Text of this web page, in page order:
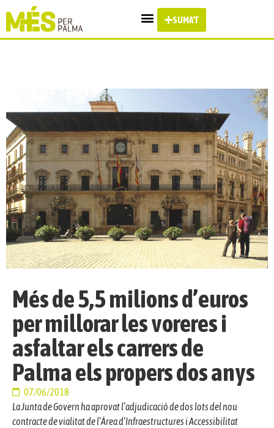
SUMA'T
Més de 5,5 milions d’euros
per millorar les voreres i
asfaltar els carrers de
Palma els propers dos anys
07/06/2018
La Junta de Govern ha aprovat l’adjudicació de dos lots del nou
contracte de vialitat de l’Àrea d’Infraestructures i Accessibilitat